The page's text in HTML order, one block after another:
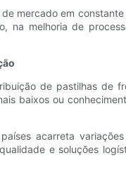
mercado em
na melhoria de
de pastilhas de
baixos ou
acarreta
e soluções